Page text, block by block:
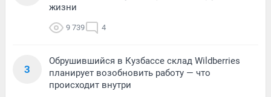
жизни
9 739 4
3
Обрушившийся в Кузбассе склад Wildberries
планирует возобновить работу — что
происходит внутри